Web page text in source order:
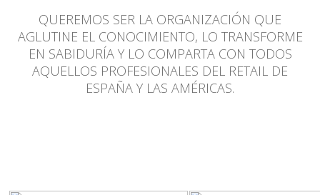
QUEREMOS SER LA ORGANIZACIÓN QUE
AGLUTINE EL CONOCIMIENTO, LO TRANSFORME
EN SABIDURÍA Y LO COMPARTA CON TODOS
AQUELLOS PROFESIONALES DEL RETAIL DE
ESPAÑA Y LAS AMÉRICAS.